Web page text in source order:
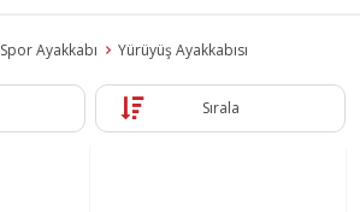
Spor Ayakkabı Yürüyüş Ayakkabısı
Sırala